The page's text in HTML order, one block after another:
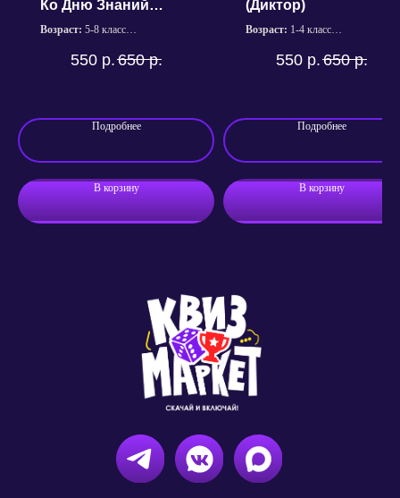
Ко Дню Знаний
(Диктор)
Возраст: 5-8 класс
Количество вопросов:7
550 р.650 р.
Подробнее
В корзину
(Диктор)
Возраст: 1-4 класс
Количество вопросов:6
550 р.650 р.
Подробнее
В корзину
© 2025 Квиз Маркет. Все права защищены.
Политика конфиденциальности
Кодеки для видео